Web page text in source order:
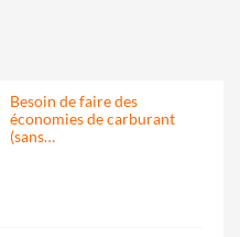
Besoin de faire des
économies de carburant
(sans…